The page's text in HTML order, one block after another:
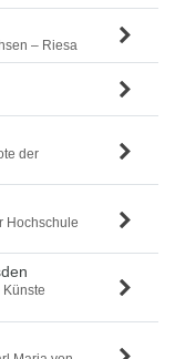
– Riesa
der
Hochschule
Künste